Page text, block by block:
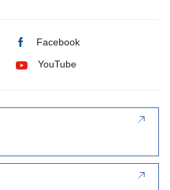
Facebook
YouTube